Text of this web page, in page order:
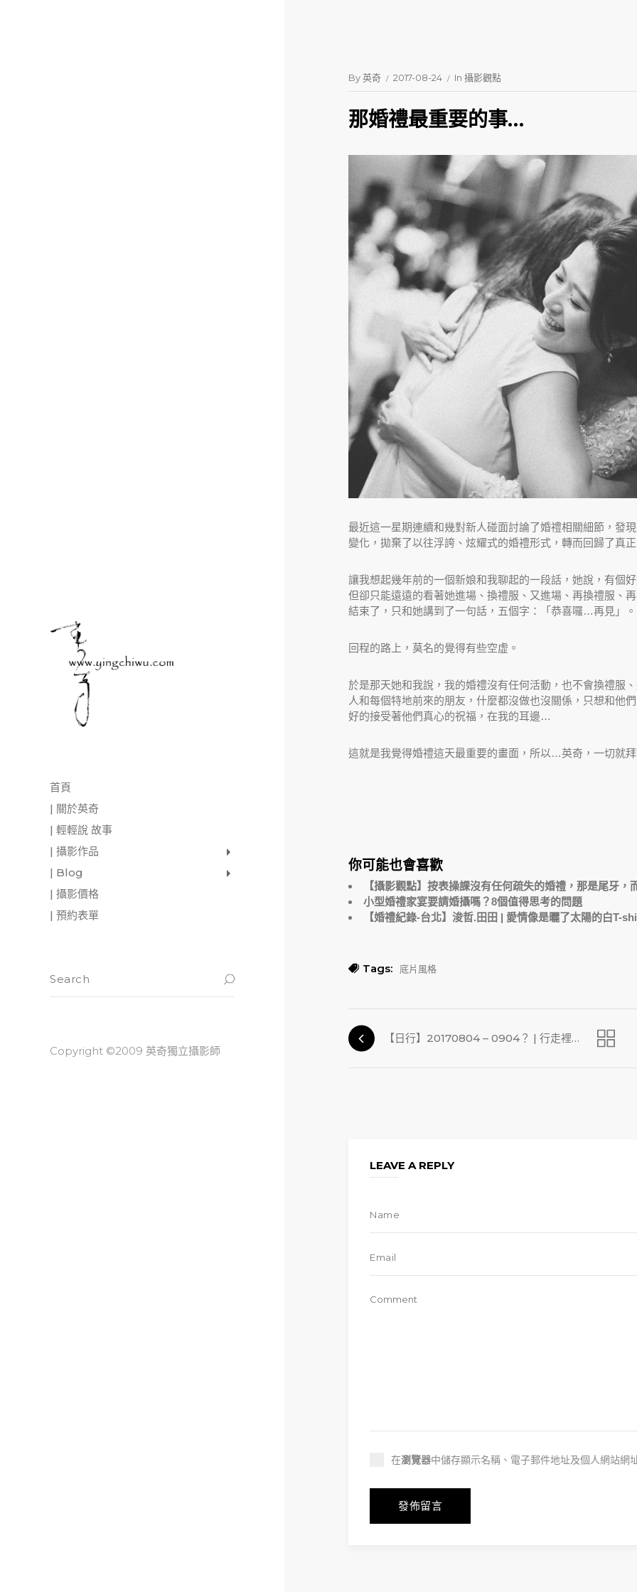
首頁
| 關於英奇
| 輕輕說 故事
| 攝影作品
| Blog
| 攝影價格
| 預約表單
Copyright ©2009 英奇獨立攝影師
By英奇 2017-08-24 In 攝影觀點
那婚禮最重要的事…
最近這一星期連續和幾對新人碰面討論了婚禮相關細節，發
變化，拋棄了以往浮誇、炫耀式的婚禮形式，轉而回歸了真正
讓我想起幾年前的一個新娘和我聊起的一段話，她說，有個
但卻只能遠遠的看著她進場、換禮服、又進場、再換禮服、
結束了，只和她講到了一句話，五個字：「恭喜囉…再見」。
回程的路上，莫名的覺得有些空虚。
於是那天她和我說，我的婚禮沒有任何活動，也不會換禮服
人和每個特地前來的朋友，什麼都沒做也沒關係，只想和他
好的接受著他們真心的祝福，在我的耳邊…
這就是我覺得婚禮這天最重要的畫面，所以…英奇，一切就拜
你可能也會喜歡
【攝影觀點】按表操課沒有任何疏失的婚禮，那是尾牙，
小型婚禮家宴要請婚攝嗎？8個值得思考的問題
【婚禮紀錄-台北】浚哲.田田 | 愛情像是曬了太陽的白T-
Tags: 底片風格
【日行】20170804 – 0904？ | 行走裡的記憶，日復一日
LEAVE A REPLY
在瀏覽器中儲存顯示名稱、電子郵件地址及個人網站網